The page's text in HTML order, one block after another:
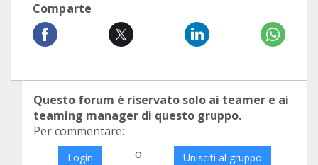
Comparte
Questo forum è riservato solo ai teamer e ai
teaming manager di questo gruppo.
Per commentare:
Login o Unisciti al gruppo